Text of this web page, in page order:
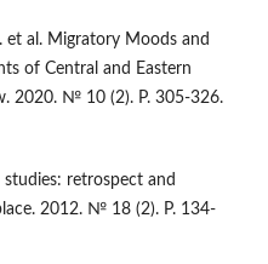
et al. Migratory Moods and
of Central and Eastern
2020. № 10 (2). P. 305-326.
retrospect and
2012. № 18 (2). P. 134-